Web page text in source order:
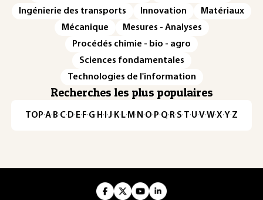
Ingénierie des transports
Innovation
Matériaux
Mécanique
Mesures - Analyses
Procédés chimie - bio - agro
Sciences fondamentales
Technologies de l'information
Recherches les plus populaires
TOP·A·B·C· D· E· F·G· H · ·J· K· L· M · N ·O· P·Q· R·S·T·U·V·W·X·Y·Z